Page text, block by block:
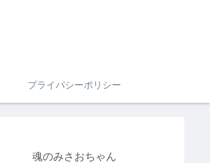
プライバシーポリシー
魂のみさおちゃん